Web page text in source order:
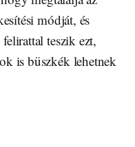
módját, és
teszik ezt,
is büszkék lehetnek